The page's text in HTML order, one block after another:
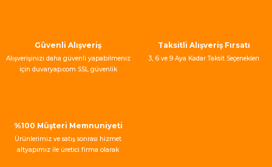
Güvenli Alışveriş
Alışverişinizi daha güvenli yapabilmeniz
için duvaryap.com SSL güvenlik
Taksitli Alışveriş Fırsatı
3, 6 ve 9 Aya Kadar Taksit Seçenekleri
%100 Müşteri Memnuniyeti
Ürünlerimiz ve satış sonrası hizmet
altyapımız ile üretici firma olarak